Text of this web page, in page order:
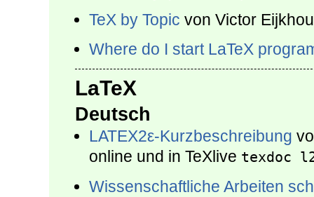
TeX by Topic von Vic­tor
Where do I start LaTeX
LaTeX
Deutsch
LATEX2ε-Kurzbeschrei­bung
online und in TeXlive texdoc
Wissenschaftliche Arbeiten